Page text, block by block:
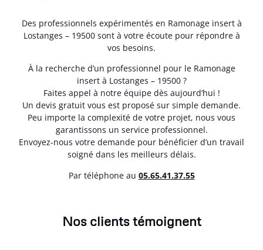
Des professionnels expérimentés en Ramonage insert à
Lostanges – 19500 sont à votre écoute pour répondre à
vos besoins.
À la recherche d’un professionnel pour le Ramonage
insert à Lostanges – 19500 ?
Faites appel à notre équipe dès aujourd’hui !
Un devis gratuit vous est proposé sur simple demande.
Peu importe la complexité de votre projet, nous vous
garantissons un service professionnel.
Envoyez-nous votre demande pour bénéficier d’un travail
soigné dans les meilleurs délais.
Par téléphone au 05.65.41.37.55
Nos clients témoignent